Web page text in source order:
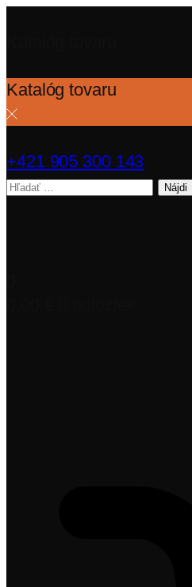
Katalóg tovaru
+421 905 300 143
Hľadať: